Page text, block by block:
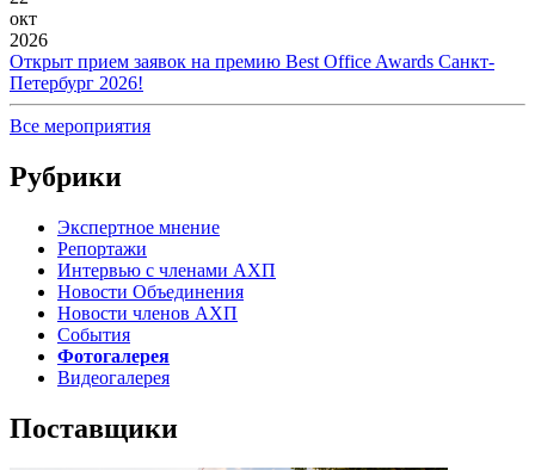
окт
2026
Открыт прием заявок на премию Best Office Awards Санкт-
Петербург 2026!
Все мероприятия
Рубрики
Экспертное мнение
Репортажи
Интервью с членами АХП
Новости Объединения
Новости членов АХП
События
Фотогалерея
Видеогалерея
Поставщики